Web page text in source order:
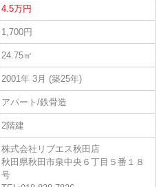
4.5万円
1,700円
24.75㎡
2001年 3月 (築25年)
アパート/鉄骨造
2階建
株式会社リブエス秋田店
秋田県秋田市泉中央６丁目５番１８
号